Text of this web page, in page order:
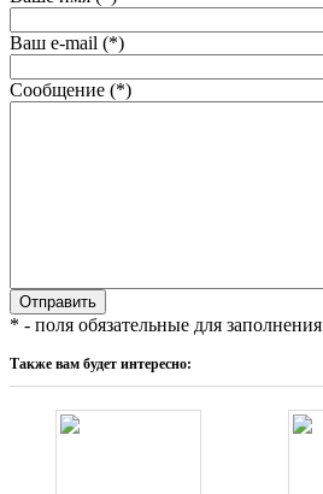
Ваш e-mail (*)
Сообщение (*)
* - поля обязательные для заполнения
Также вам будет интересно: